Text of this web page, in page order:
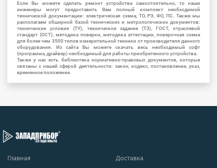
Если Вы можете сделать ремонт устройства самостоятельно, то наши
инженеры могут предоставить Вам полный комплект необходимой
технической документации: электрическая схема, ТО, РЭ, ФО, ПС. Также мы
располагаем обширной базой технических и метрологических документов:
технические условия (ТУ), техническое задание (ТЗ), ГОСТ, отраслевой
стандарт (ОСТ), методика поверки, методика аттестации, поверочная схема
для более чем 3500 типов измерительной техники от производителя данного
оборудования. Из сайта Вы можете скачать весь необходимый софт
(программа, драйвер) необходимый для работы приобретенного устройства.
Также у нас есть библиотека нормативно-правовых документов, которые
связаны с нашей сферой деятельности: закон, кодекс, постановление, указ,
временное положение.
Главная Доставка